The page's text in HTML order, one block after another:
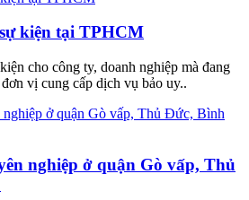
kiện tại TPHCM
cho công ty, doanh nghiệp mà đang
vị cung cấp dịch vụ bảo uy..
nghiệp ở quận Gò vấp, Thủ